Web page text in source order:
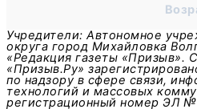
Учредители: Автономное
округа город Михайловка
«Редакция газеты «Призыв».
«Призыв.Ру»
по надзору в сфере связи,
технологий и массовых
регистрационный номер ЭЛ